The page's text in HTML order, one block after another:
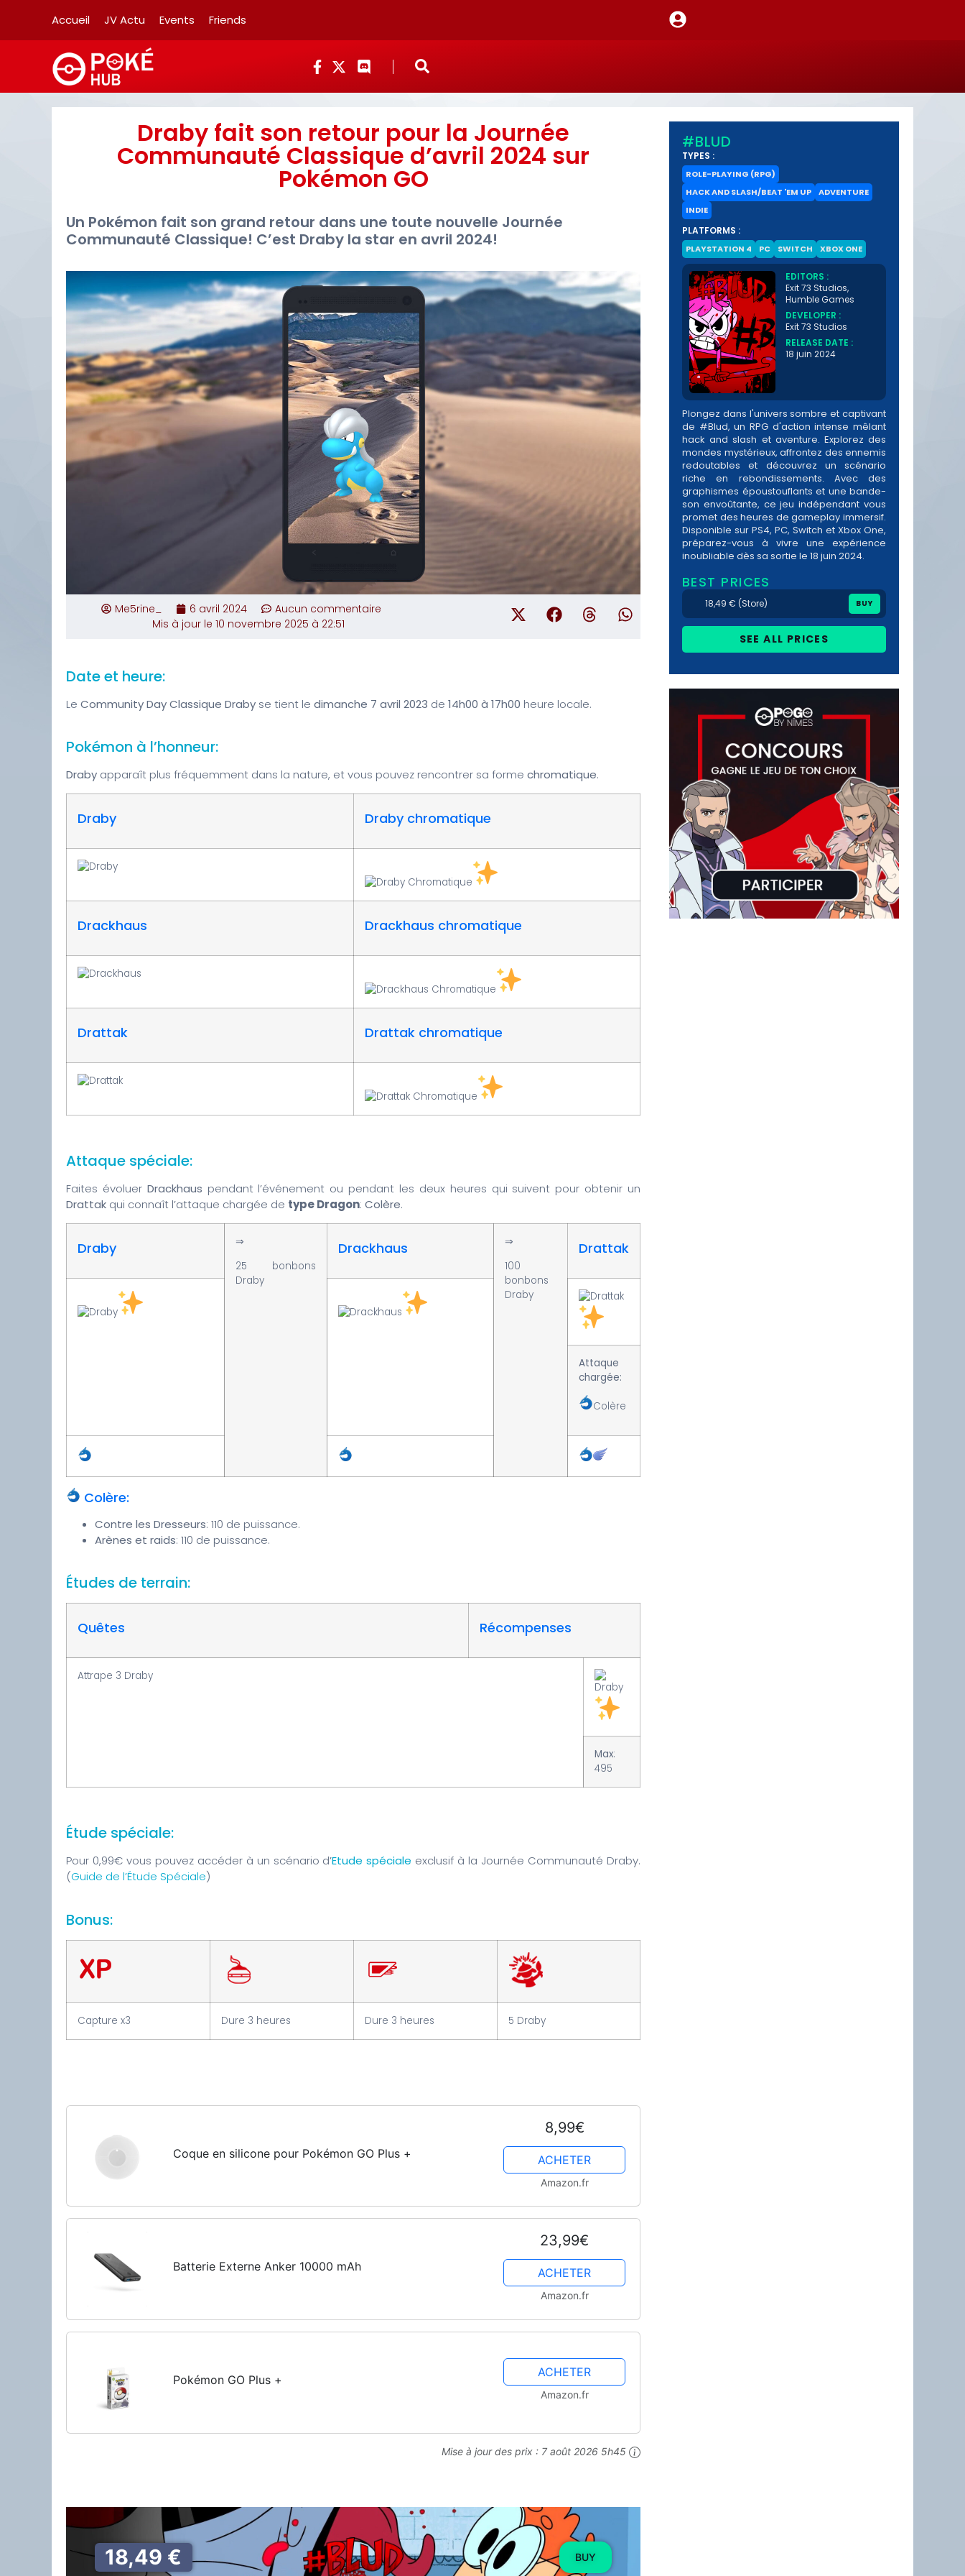
Accueil JV Actu Events Friends
Draby fait son retour pour la Journée
Communauté Classique d’avril 2024 sur
Pokémon GO
Un Pokémon fait son grand retour dans une toute nouvelle Journée
Communauté Classique! C’est Draby la star en avril 2024!
Me5rine_ 6 avril 2024
Aucun commentaire
Mis à jour le 10 novembre 2025 à 22:51
Date et heure:
Le Community Day Classique Draby se tient le dimanche 7 avril 2023 de 14h00 à 17h00 heure locale.
Pokémon à l’honneur:
Draby apparaît plus fréquemment dans la nature, et vous pouvez rencontrer sa forme chromatique.
Draby Draby chromatique
Drackhaus Drackhaus chromatique
Drattak Drattak chromatique
Attaque spéciale:
Faites évoluer Drackhaus pendant l’événement ou pendant les deux heures qui suivent pour obtenir un
Drattak qui connaît l’attaque chargée de type Dragon: Colère.
Draby
⇒
25 bonbons
Draby
Drackhaus
⇒
100
bonbons
Draby
Drattak
Attaque
chargée:
Colère
Colère:
Contre les Dresseurs: 110 de puissance.
Arènes et raids: 110 de puissance.
Études de terrain:
Quêtes Récompenses
Attrape 3 Draby
Max:
495
Étude spéciale:
Pour 0,99€ vous pouvez accéder à un scénario d’Etude spéciale exclusif à la Journée Communauté Draby.
(Guide de l’Étude Spéciale)
Bonus:
Capture x3 Dure 3 heures Dure 3 heures 5 Draby
Coque en silicone pour Pokémon GO Plus +
8,99€
ACHETER
Amazon.fr
Batterie Externe Anker 10000 mAh
23,99€
ACHETER
Amazon.fr
Pokémon GO Plus +
ACHETER
Amazon.fr
Mise à jour des prix : 7 août 2026 5h45
18,49 € BUY
#BLUD
TYPES :
ROLE-PLAYING (RPG)
HACK AND SLASH/BEAT 'EM UP
ADVENTURE
INDIE
PLATFORMS :
PLAYSTATION 4 PC SWITCH XBOX ONE
EDITORS :
Exit 73 Studios,
Humble Games
DEVELOPER :
Exit 73 Studios
RELEASE DATE :
18 juin 2024
Plongez dans l'univers sombre et captivant
de #Blud, un RPG d'action intense mêlant
hack and slash et aventure. Explorez des
mondes mystérieux, affrontez des ennemis
redoutables et découvrez un scénario
riche en rebondissements. Avec des
graphismes époustouflants et une bande-
son envoûtante, ce jeu indépendant vous
promet des heures de gameplay immersif.
Disponible sur PS4, PC, Switch et Xbox One,
préparez-vous à vivre une expérience
inoubliable dès sa sortie le 18 juin 2024.
BEST PRICES
18,49 € (Store) BUY
SEE ALL PRICES